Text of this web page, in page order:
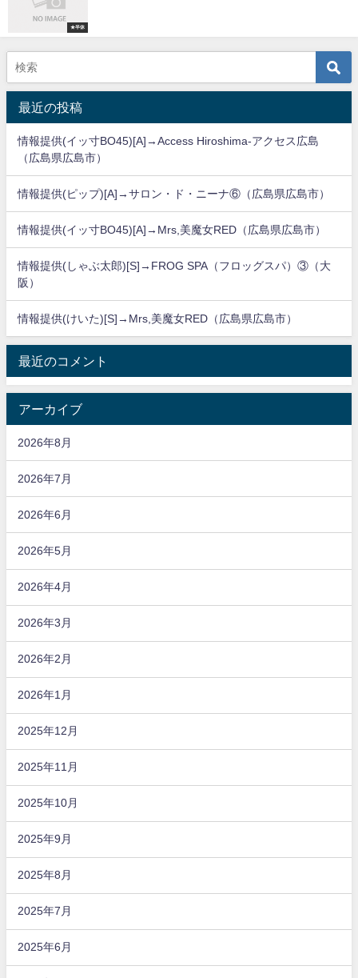
★半休
最近の投稿
情報提供(イッ寸BO45)[A]→Access Hiroshima-アクセス広島
（広島県広島市）
情報提供(ピップ)[A]→サロン・ド・ニーナ⑥（広島県広島市）
情報提供(イッ寸BO45)[A]→Mrs,美魔女RED（広島県広島市）
情報提供(しゃぶ太郎)[S]→FROG SPA（フロッグスパ）③（大
阪）
情報提供(けいた)[S]→Mrs,美魔女RED（広島県広島市）
最近のコメント
アーカイブ
2026年8月
2026年7月
2026年6月
2026年5月
2026年4月
2026年3月
2026年2月
2026年1月
2025年12月
2025年11月
2025年10月
2025年9月
2025年8月
2025年7月
2025年6月